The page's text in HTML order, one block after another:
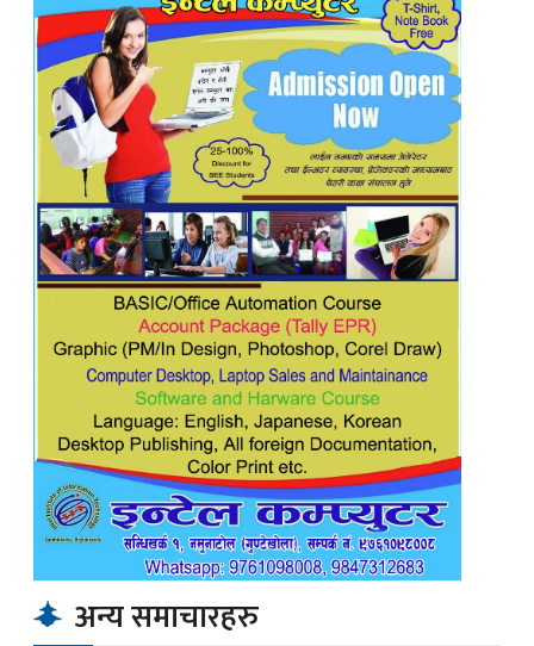
अन्य समाचारहरु